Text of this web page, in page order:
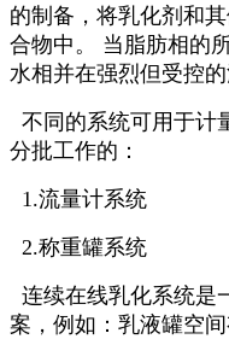
的制备，将乳化剂和
合物中。 当脂肪相的
水相并在强烈但受控的
不同的系统可用于计
分批工作的：
1.流量计系统
2.称重罐系统
连续在线乳化系统是
案，例如：乳液罐空